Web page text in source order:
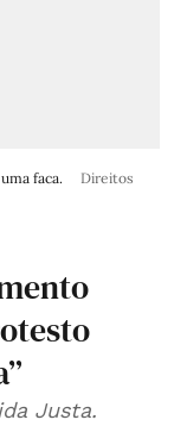
faca.
Direitos
Justa.